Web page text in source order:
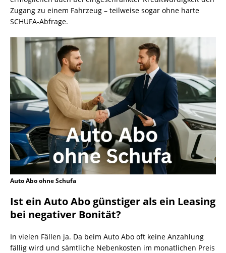
Zugang zu einem Fahrzeug – teilweise sogar ohne harte
SCHUFA-Abfrage.
Auto Abo ohne Schufa
Ist ein Auto Abo günstiger als ein Leasing
bei negativer Bonität?
In vielen Fällen ja. Da beim Auto Abo oft keine Anzahlung
fällig wird und sämtliche Nebenkosten im monatlichen Preis